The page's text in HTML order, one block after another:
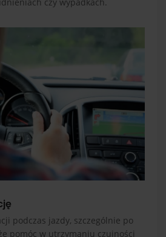
podczas jazdy, szczególnie po
pomóc w utrzymaniu czujności